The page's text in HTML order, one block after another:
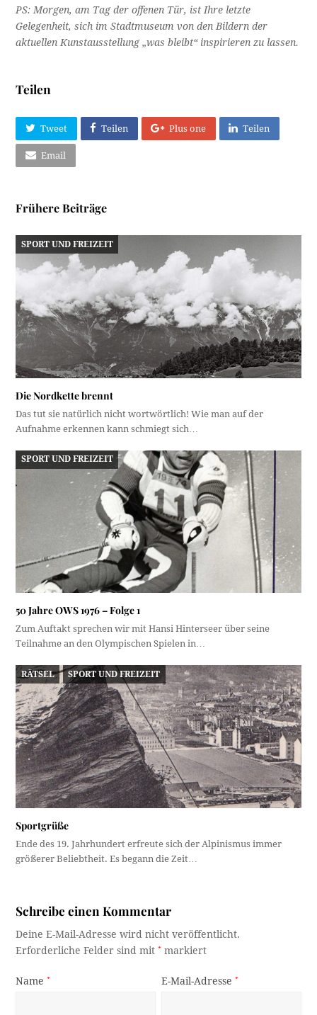
PS: Morgen, am Tag der offenen Tür, ist Ihre letzte
Gelegenheit, sich im Stadtmuseum von den Bildern der
aktuellen Kunstausstellung „was bleibt“ inspirieren zu lassen.
Teilen
Tweet Teilen Plus one Teilen
Email
Frühere Beiträge
SPORT UND FREIZEIT
Die Nordkette brennt
Das tut sie natürlich nicht wortwörtlich! Wie man auf der
Aufnahme erkennen kann schmiegt sich…
SPORT UND FREIZEIT
50 Jahre OWS 1976 – Folge 1
Zum Auftakt sprechen wir mit Hansi Hinterseer über seine
Teilnahme an den Olympischen Spielen in…
RÄTSEL SPORT UND FREIZEIT
Sportgrüße
Ende des 19. Jahrhundert erfreute sich der Alpinismus immer
größerer Beliebtheit. Es begann die Zeit…
Schreibe einen Kommentar
Deine E-Mail-Adresse wird nicht veröffentlicht.
Erforderliche Felder sind mit* markiert
Name* E-Mail-Adresse*